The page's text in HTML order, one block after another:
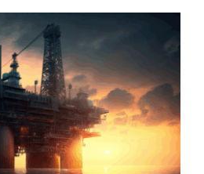
fallend – US-Ölausbaupläne
– Heizöl erheblich günstiger
Kalifornien US-Ölproduktion